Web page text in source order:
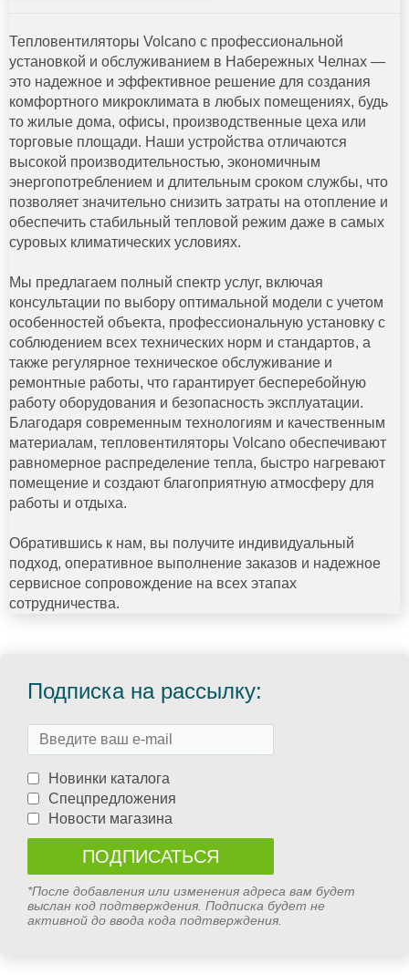
Тепловентиляторы Volcano с профессиональной
установкой и обслуживанием в Набережных Челнах —
это надежное и эффективное решение для создания
комфортного микроклимата в любых помещениях, будь
то жилые дома, офисы, производственные цеха или
торговые площади. Наши устройства отличаются
высокой производительностью, экономичным
энергопотреблением и длительным сроком службы, что
позволяет значительно снизить затраты на отопление и
обеспечить стабильный тепловой режим даже в самых
суровых климатических условиях.
Мы предлагаем полный спектр услуг, включая
консультации по выбору оптимальной модели с учетом
особенностей объекта, профессиональную установку с
соблюдением всех технических норм и стандартов, а
также регулярное техническое обслуживание и
ремонтные работы, что гарантирует бесперебойную
работу оборудования и безопасность эксплуатации.
Благодаря современным технологиям и качественным
материалам, тепловентиляторы Volcano обеспечивают
равномерное распределение тепла, быстро нагревают
помещение и создают благоприятную атмосферу для
работы и отдыха.
Обратившись к нам, вы получите индивидуальный
подход, оперативное выполнение заказов и надежное
сервисное сопровождение на всех этапах
сотрудничества.
Подписка на рассылку:
Новинки каталога
Спецпредложения
Новости магазина
*После добавления или изменения адреса вам будет
выслан код подтверждения. Подписка будет не
активной до ввода кода подтверждения.